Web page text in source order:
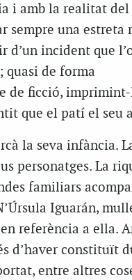
i amb la realitat del
sempre una estreta
d’un incident que
quasi de forma
de ficció,
que el patí el seu
la seva infància.
personatges. La
familiars
Iguarán,
referència a ella.
d’haver constituït
entre altres